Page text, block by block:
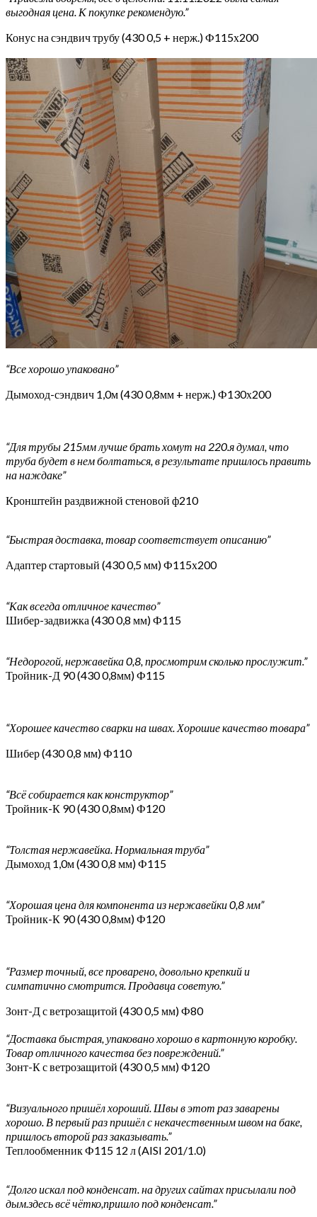
выгодная цена. К покупке рекомендую.”
Конус на сэндвич трубу (430 0,5 + нерж.) Ф115х200
“Все хорошо упаковано”
Дымоход-сэндвич 1,0м (430 0,8мм + нерж.) Ф130х200
“Для трубы 215мм лучше брать хомут на 220.я думал, что
труба будет в нем болтаться, в результате пришлось править
на наждаке”
Кронштейн раздвижной стеновой ф210
“Быстрая доставка, товар соответствует описанию”
Адаптер стартовый (430 0,5 мм) Ф115х200
“Как всегда отличное качество”
Шибер-задвижка (430 0,8 мм) Ф115
“Недорогой, нержавейка 0,8, просмотрим сколько прослужит.”
Тройник-Д 90 (430 0,8мм) Ф115
“Хорошее качество сварки на швах. Хорошие качество товара”
Шибер (430 0,8 мм) Ф110
“Всё собирается как конструктор”
Тройник-К 90 (430 0,8мм) Ф120
“Толстая нержавейка. Нормальная труба”
Дымоход 1,0м (430 0,8 мм) Ф115
“Хорошая цена для компонента из нержавейки 0,8 мм”
Тройник-К 90 (430 0,8мм) Ф120
“Размер точный, все проварено, довольно крепкий и
симпатично смотрится. Продавца советую.”
Зонт-Д с ветрозащитой (430 0,5 мм) Ф80
“Доставка быстрая, упаковано хорошо в картонную коробку.
Товар отличного качества без повреждений.”
Зонт-К с ветрозащитой (430 0,5 мм) Ф120
“Визуального пришёл хороший. Швы в этот раз заварены
хорошо. В первый раз пришёл с некачественным швом на баке,
пришлось второй раз заказывать.”
Теплообменник Ф115 12 л (AISI 201/1.0)
“Долго искал под конденсат. на других сайтах присылали под
дым.здесь всё чётко,пришло под конденсат.”